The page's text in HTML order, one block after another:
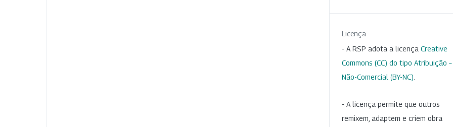
Licença
- A RSP adota a licença Creative
Commons (CC) do tipo Atribuição –
Não-Comercial (BY-NC)
- A licença permite que outros
remixem, adaptem e criem obra